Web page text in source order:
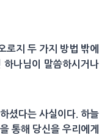
로지 두 가지 방법 밖에
나님이 말씀하시거나
셨다는 사실이다. 하늘
통해 당신을 우리에게